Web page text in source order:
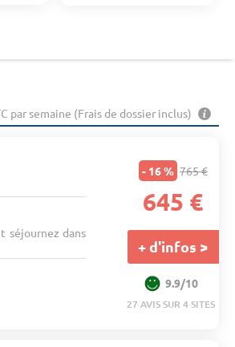
par semaine (Frais de dossier inclus)
séjournez dans
- 16 % 765 €
645 €
+ d'infos >
9.9/10
27 AVIS SUR 4 SITES